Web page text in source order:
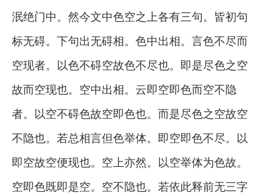
泯绝门中。然今文中色空之上各有三句。皆初句
标无碍。下句出无碍相。色中出相。言色不尽而
空现者。以色不碍空故色不尽也。即是尽色之空
故而空现也。空中出相。云即空即色而空不隐
者。以空不碍色故空即色也。而是尽色之空故空
不隐也。若总相言但色举体。即空即色不尽。以
即空故空便现也。空上亦然。以空举体为色故。
空即色既即是空。空不隐也。若依此释前无三字